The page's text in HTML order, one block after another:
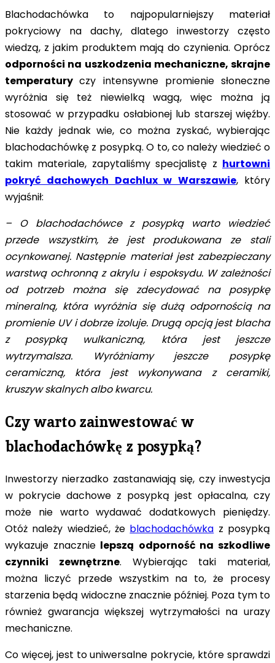
Blachodachówka to najpopularniejszy materiał
pokryciowy na dachy, dlatego inwestorzy często
wiedzą, z jakim produktem mają do czynienia. Oprócz
odporności na uszkodzenia mechaniczne, skrajne
temperaturyczy intensywne promienie słoneczne
wyróżnia się też niewielką wagą, więc można ją
stosować w przypadku osłabionej lub starszej więźby.
Nie każdy jednak wie, co można zyskać, wybierając
blachodachówkę z posypką. O to, co należy wiedzieć o
takim materiale, zapytaliśmy specjalistę z hurtowni
pokryć dachowych Dachlux w Warszawie, który
wyjaśnił:
– O blachodachówce z posypką warto wiedzieć
przede wszystkim, że jest produkowana ze stali
ocynkowanej. Następnie materiał jest zabezpieczany
warstwą ochronną z akrylu i espoksydu. W zależności
od potrzeb można się zdecydować na posypkę
mineralną, która wyróżnia się dużą odpornością na
promienie UV i dobrze izoluje. Drugą opcją jest blacha
z posypką wulkaniczną, która jest jeszcze
wytrzymalsza. Wyróżniamy jeszcze posypkę
ceramiczną, która jest wykonywana z ceramiki,
kruszyw skalnych albo kwarcu.
Czy warto zainwestować w
blachodachówkę z posypką?
Inwestorzy nierzadko zastanawiają się, czy inwestycja
w pokrycie dachowe z posypką jest opłacalna, czy
może nie warto wydawać dodatkowych pieniędzy.
Otóż należy wiedzieć, że blachodachówka z posypką
wykazuje znacznie lepszą odporność na szkodliwe
czynniki zewnętrzne. Wybierając taki materiał,
można liczyć przede wszystkim na to, że procesy
starzenia będą widoczne znacznie później. Poza tym to
również gwarancja większej wytrzymałości na urazy
mechaniczne.
Co więcej, jest to uniwersalne pokrycie, które sprawdzi